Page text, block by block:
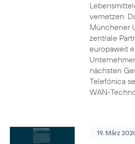
vernetzen.
Münchener
zentrale
europaweit
nächsten
Telefónica
WAN-
19. März